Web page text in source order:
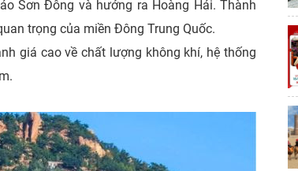
Sơn Đông và hướng ra Hoàng Hải. Thành
trọng của miền Đông Trung Quốc.
giá cao về chất lượng không khí, hệ thống